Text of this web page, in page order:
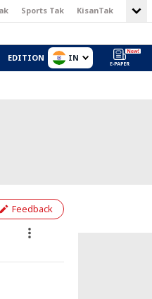
Sports Tak KisanTak
EDITION IN
Feedback